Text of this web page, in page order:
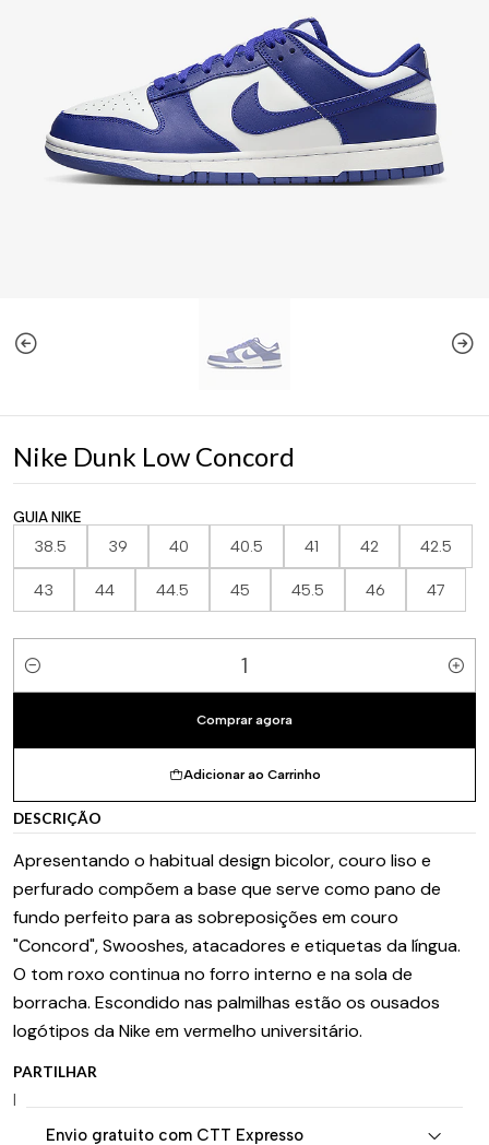
Nike Dunk Low Concord
GUIA NIKE
38.5 39 40 40.5 41 42 42.5
43 44 44.5 45 45.5 46 47
Quantidade
Adicionar ao Carrinho
Comprar agora
DESCRIÇÃO
Apresentando o habitual design bicolor, couro liso e
perfurado compõem a base que serve como pano de
fundo perfeito para as sobreposições em couro
"Concord", Swooshes, atacadores e etiquetas da língua.
O tom roxo continua no forro interno e na sola de
borracha. Escondido nas palmilhas estão os ousados
logótipos da Nike em vermelho universitário.
PARTILHAR
|
Envio gratuito com CTT Expresso